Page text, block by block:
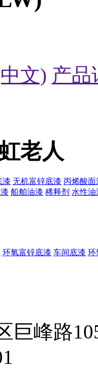
文) 产品
老人
漆 无机富锌底漆 丙烯酸面
船舶油漆 稀释剂 水性油
环氧富锌底漆 车间底漆 环
巨峰路